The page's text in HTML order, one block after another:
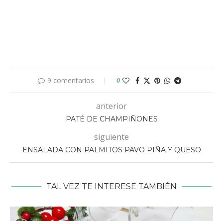
9 comentarios 0
anterior
PATÉ DE CHAMPIÑONES
siguiente
ENSALADA CON PALMITOS PAVO PIÑA Y QUESO
TAL VEZ TE INTERESE TAMBIÉN